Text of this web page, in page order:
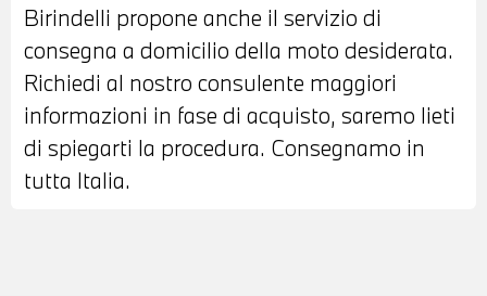
Birindelli propone anche il servizio di
consegna a domicilio della moto desiderata.
Richiedi al nostro consulente maggiori
informazioni in fase di acquisto, saremo lieti
di spiegarti la procedura. Consegnamo in
tutta Italia.